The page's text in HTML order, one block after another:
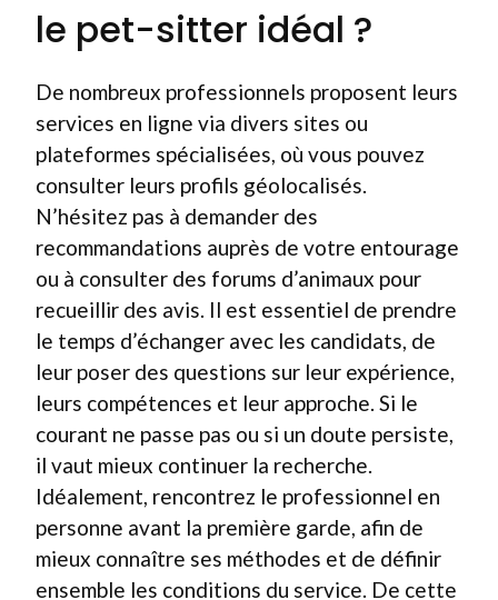
le pet-sitter idéal ?
De nombreux professionnels proposent leurs
services en ligne via divers sites ou
plateformes spécialisées, où vous pouvez
consulter leurs profils géolocalisés.
N’hésitez pas à demander des
recommandations auprès de votre entourage
ou à consulter des forums d’animaux pour
recueillir des avis. Il est essentiel de prendre
le temps d’échanger avec les candidats, de
leur poser des questions sur leur expérience,
leurs compétences et leur approche. Si le
courant ne passe pas ou si un doute persiste,
il vaut mieux continuer la recherche.
Idéalement, rencontrez le professionnel en
personne avant la première garde, afin de
mieux connaître ses méthodes et de définir
ensemble les conditions du service. De cette